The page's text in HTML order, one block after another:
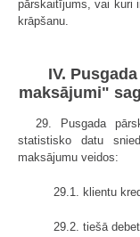
pārskaitījums, vai kuri
krāpšanu.
IV.
maksājumi"
29. Pusgada
statistisko datu
maksājumu veidos:
29.1. klientu
29.2. tiešā